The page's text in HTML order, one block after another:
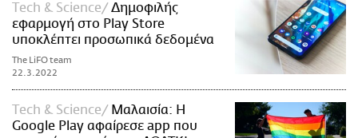
Τech & Science
Δημοφιλής
εφαρμογή στο Play Store
υποκλέπτει προσωπικά δεδομένα
The LiFO team
22.3.2022
Τech & Science
Μαλαισία: Η
Google Play αφαίρεσε app που